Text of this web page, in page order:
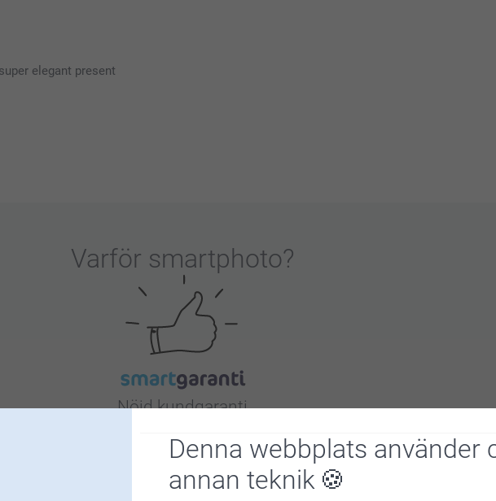
Denna webbplats använder
annan teknik
elegant present
det, ❤️‍🔥❤️‍🔥❤️‍🔥❤️‍🔥 ska ge henne det denna
Varför smartphoto?
Nöjd kundgaranti